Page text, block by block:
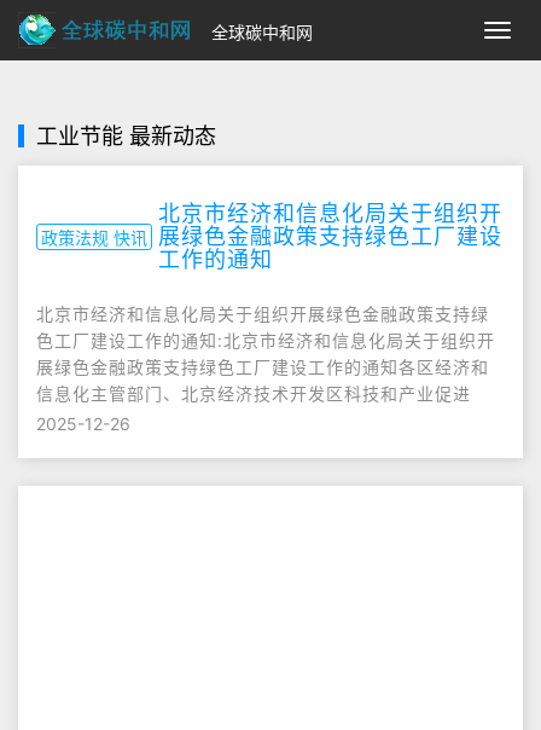
切
换
全球碳中和网
工业节能 最新动态
政策法规 快讯
北京市经济和信息化局关于组织开
展绿色金融政策支持绿色工厂建设
工作的通知
北京市经济和信息化局关于组织开展绿色金融政策支持绿
色工厂建设工作的通知:北京市经济和信息化局关于组织开
展绿色金融政策支持绿色工厂建设工作的通知各区经济和
信息化主管部门、北京经济技术开发区科技和产业促进
2025-12-26